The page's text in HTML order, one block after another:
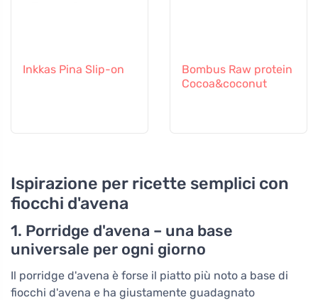
Inkkas Pina Slip-on
Bombus Raw protein
Cocoa&coconut
Ispirazione per ricette semplici con
fiocchi d'avena
1. Porridge d'avena – una base
universale per ogni giorno
Il porridge d'avena è forse il piatto più noto a base di
fiocchi d'avena e ha giustamente guadagnato